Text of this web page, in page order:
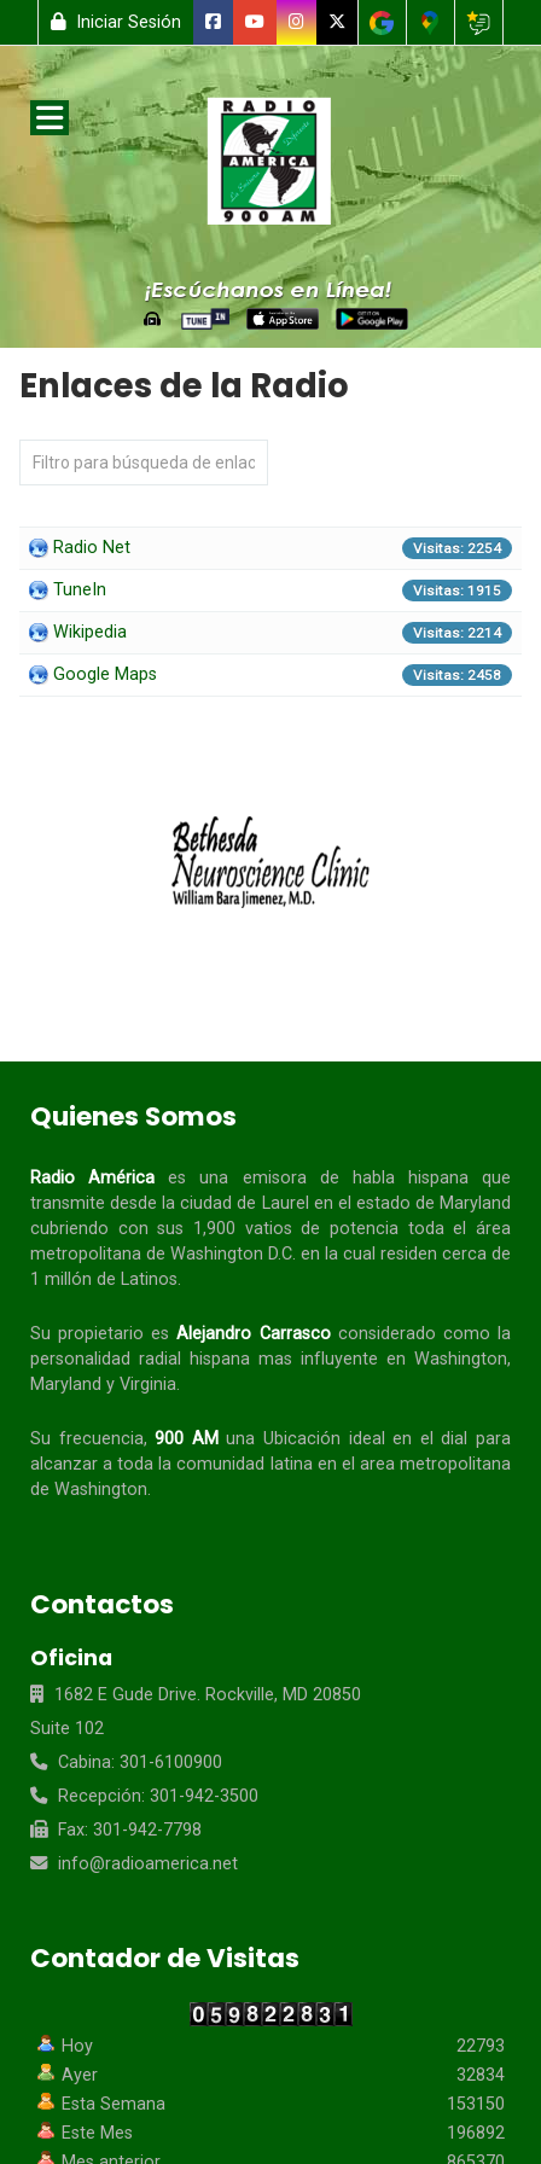
Iniciar Sesión
Enlaces de la Radio
Campo 'Filtrar'
Visitas: 2254
Radio Net
Visitas: 1915
TuneIn
Visitas: 2214
Wikipedia
Visitas: 2458
Google Maps
Quienes Somos
Radio América es una emisora de habla hispanaque
transmite desde la ciudad de Laurel en el estado de Maryland
cubriendo con sus 1,900 vatios de potencia toda el área
metropolitana de Washington D.C. en la cual residen cerca de
1 millón de Latinos.
Su propietario esAlejandro Carrascoconsiderado como la
personalidad radial hispana mas influyente en Washington,
Maryland y Virginia.
Su frecuencia, 900 AMuna Ubicación ideal en el dial para
alcanzar a toda lacomunidad latina en el area metropolitana
de Washington.
Contactos
Oficina
1682 E Gude Drive. Rockville, MD 20850
Suite 102
Cabina: 301-6100900
Recepción: 301-942-3500
Fax: 301-942-7798
info@radioamerica.net
Contador de Visitas
Hoy
Ayer
Esta Semana
Este Mes
22793
32834
153150
196892